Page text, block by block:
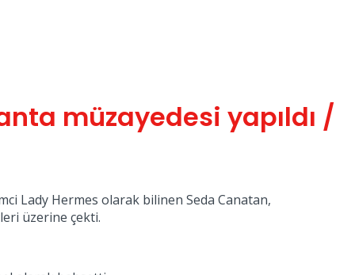
müzayedesi yapıldı /
Lady Hermes olarak bilinen Seda Canatan,
üzerine çekti.